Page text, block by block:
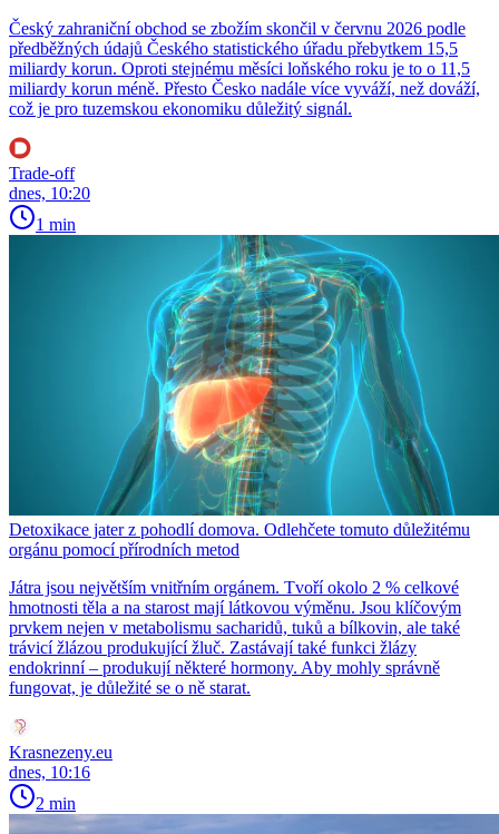
Český zahraniční obchod se zbožím skončil v červnu 2026 podle
předběžných údajů Českého statistického úřadu přebytkem 15,5
miliardy korun. Oproti stejnému měsíci loňského roku je to o 11,5
miliardy korun méně. Přesto Česko nadále více vyváží, než dováží,
což je pro tuzemskou ekonomiku důležitý signál.
Trade-off
dnes, 10:20
1 min
Detoxikace jater z pohodlí domova. Odlehčete tomuto důležitému
orgánu pomocí přírodních metod
Játra jsou největším vnitřním orgánem. Tvoří okolo 2 % celkové
hmotnosti těla a na starost mají látkovou výměnu. Jsou klíčovým
prvkem nejen v metabolismu sacharidů, tuků a bílkovin, ale také
trávicí žlázou produkující žluč. Zastávají také funkci žlázy
endokrinní – produkují některé hormony. Aby mohly správně
fungovat, je důležité se o ně starat.
Krasnezeny.eu
dnes, 10:16
2 min